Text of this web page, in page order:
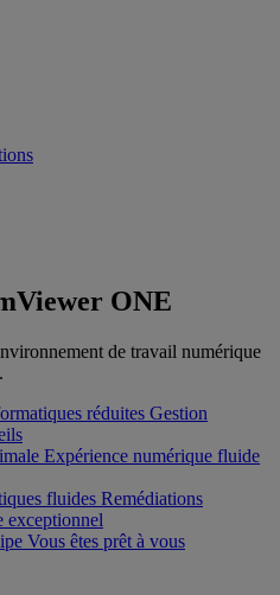
ONE
de travail numérique
réduites Gestion
Expérience numérique fluide
fluides Remédiations
exceptionnel
Vous êtes prêt à vous